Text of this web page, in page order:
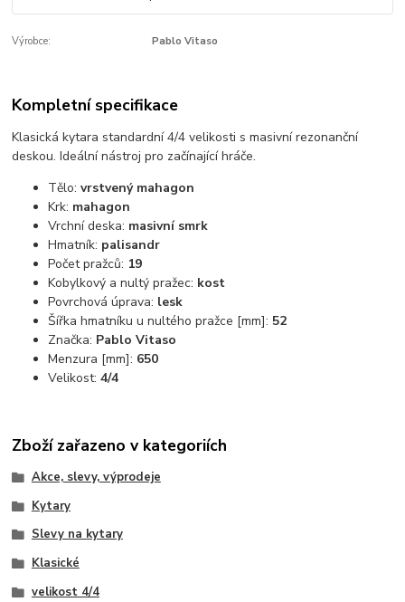
Výrobce: Pablo Vitaso
Kompletní specifikace
Klasická kytara standardní 4/4 velikosti s masivní rezonanční
deskou. Ideální nástroj pro začínající hráče.
Tělo:vrstvený mahagon
Krk: mahagon
Vrchní deska: masivní smrk
Hmatník: palisandr
Počet pražců: 19
Kobylkový a nultý pražec: kost
Povrchová úprava: lesk
Šířka hmatníku u nultého pražce [mm]: 52
Značka: Pablo Vitaso
Menzura [mm]: 650
Velikost:4/4
Zboží zařazeno v kategoriích
Akce, slevy, výprodeje
Kytary
Slevy na kytary
Klasické
velikost 4/4